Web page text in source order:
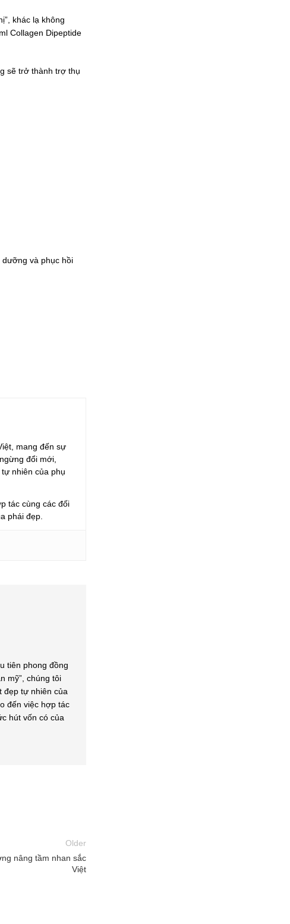
khác lạ không
Collagen Dipeptide
sẽ trở thành trợ thụ
dưỡng và phục hồi
mang đến sự
đổi mới,
nhiên của phụ
tác cùng các đối
phái đẹp.
tiên phong đồng
mỹ”, chúng tôi
đẹp tự nhiên của
đến việc hợp tác
hút vốn có của
Older
nâng tầm nhan sắc
Việt